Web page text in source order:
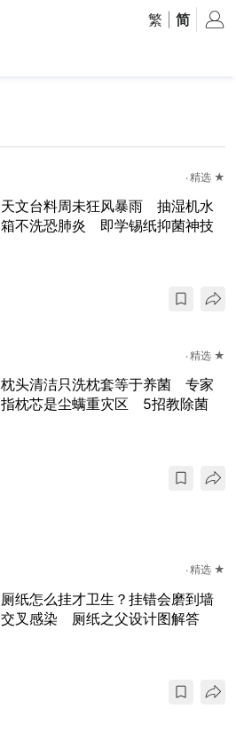
繁 简
精选 ★
天文台料周未狂风暴雨 抽湿机水
箱不洗恐肺炎 即学锡纸抑菌神技
精选 ★
枕头清洁只洗枕套等于养菌 专家
指枕芯是尘螨重灾区 5招教除菌
精选 ★
厕纸怎么挂才卫生？挂错会磨到墙
交叉感染 厕纸之父设计图解答